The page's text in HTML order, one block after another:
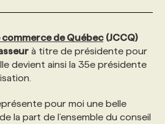
NOUS
NOUS
NOUS
DE FORMATIONS
DE TÊTEde Québec (JCCQ)
à titre de présidente pour
devient ainsi la 35e présidente
pour moi une belle
la part de l’ensemble du conseil